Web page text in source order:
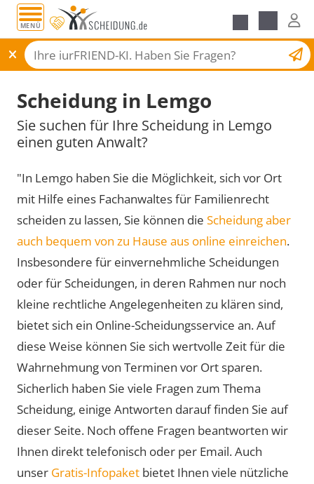
MENÜ
Scheidungsantrag
Scheidung in Lemgo
Sie suchen für Ihre Scheidung in Lemgo
einen guten Anwalt?
"In Lemgo haben Sie die Möglichkeit, sich vor Ort
mit Hilfe eines Fachanwaltes für Familienrecht
scheiden zu lassen, Sie können die Scheidung aber
auch bequem von zu Hause aus online einreichen.
Insbesondere für einvernehmliche Scheidungen
oder für Scheidungen, in deren Rahmen nur noch
kleine rechtliche Angelegenheiten zu klären sind,
bietet sich ein Online-Scheidungsservice an. Auf
diese Weise können Sie sich wertvolle Zeit für die
Wahrnehmung von Terminen vor Ort sparen.
Sicherlich haben Sie viele Fragen zum Thema
Scheidung, einige Antworten darauf finden Sie auf
dieser Seite. Noch offene Fragen beantworten wir
Ihnen direkt telefonisch oder per Email. Auch
unser Gratis-Infopaket bietet Ihnen viele nützliche